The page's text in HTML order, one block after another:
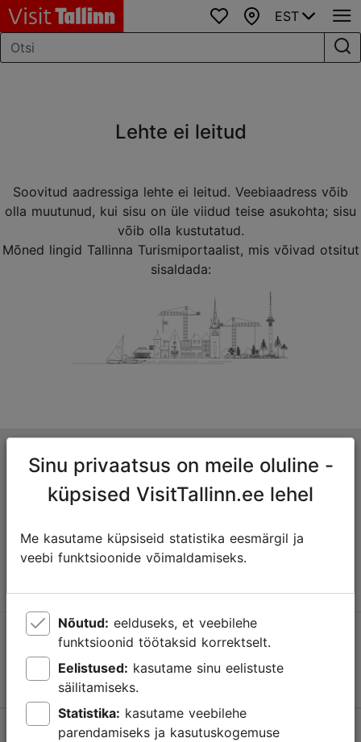
Lemmikud
Kaart
EST
Lehte ei leitud
Soovitud aadressiga lehte ei leitud. Veebiaadress võib
olla muutunud, kui sisu on üle viidud teise asukohta; sisu
võib olla kustutatud.
Mõned lingid Tallinna Turismiportaalist, mis võivad otsitut
sisaldada:
Tallinna turismiinfokeskus
Niguliste 2, 10146 Tallinn, Eesti
info@visittallinn.ee
Jälgi meid @ VisitTallinn
Sinu privaatsus on meile oluline -
küpsised VisitTallinn.ee lehel
Me kasutame küpsiseid statistika eesmärgil ja
veebi funktsioonide võimaldamiseks.
Nõutud:
funktsioonid töötaksid korrektselt.
Eelistused:
säilitamiseks.
Statistika:
parendamiseks ja kasutuskogemuse